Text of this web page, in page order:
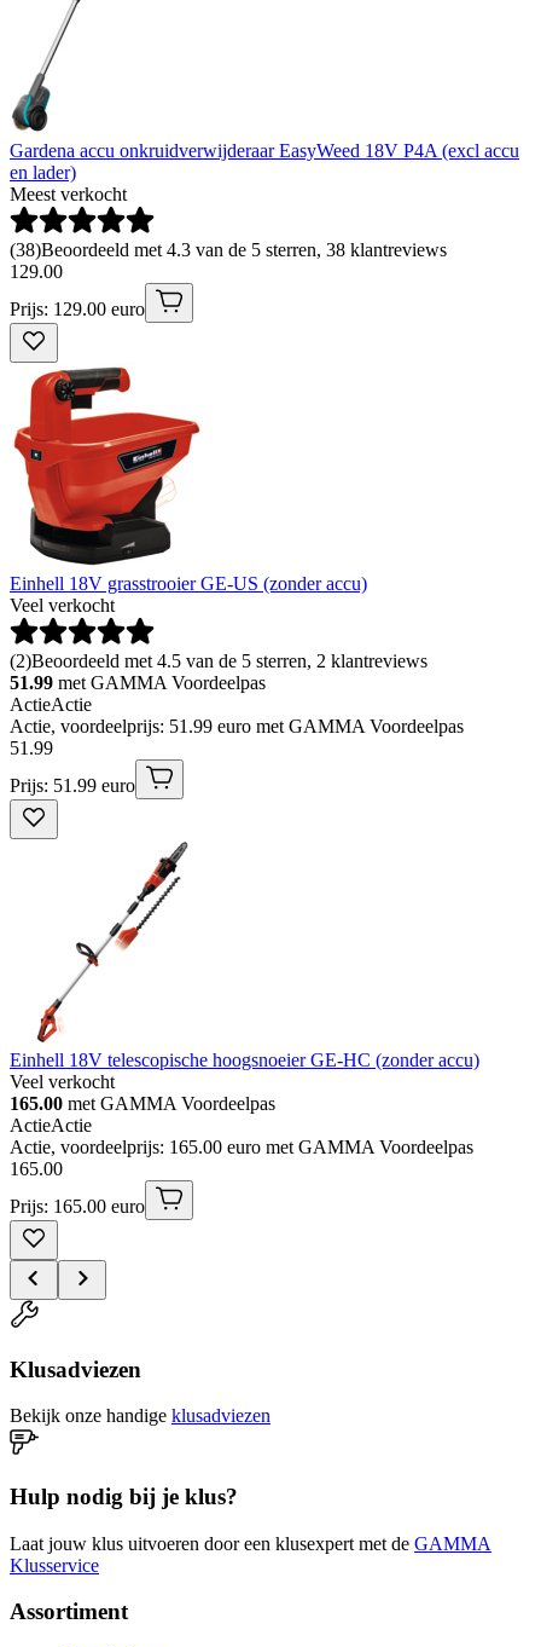
Gardena accu onkruidverwijderaar EasyWeed 18V P4A (excl accu
en lader)
Meest verkocht
(38)Beoordeeld met 4.3 van de 5 sterren, 38 klantreviews
129.00
Prijs: 129.00 euro
Einhell 18V grasstrooier GE-US (zonder accu)
Veel verkocht
(2)Beoordeeld met 4.5 van de 5 sterren, 2 klantreviews
51.99 met GAMMA Voordeelpas
ActieActie
Actie, voordeelprijs: 51.99 euro met GAMMA Voordeelpas
51 .99
Prijs: 51.99 euro
Einhell 18V telescopische hoogsnoeier GE-HC (zonder accu)
Veel verkocht
165.00 met GAMMA Voordeelpas
ActieActie
Actie, voordeelprijs: 165.00 euro met GAMMA Voordeelpas
165.00
Prijs: 165.00 euro
Klusadviezen
Bekijk onze handige klusadviezen
Hulp nodig bij je klus?
Laat jouw klus uitvoeren door een klusexpert met de GAMMA
Klusservice
Assortiment